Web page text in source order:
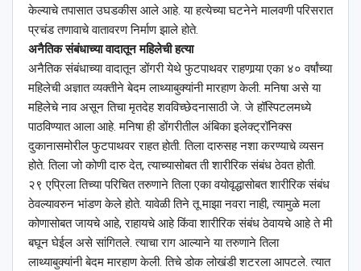
केल्याचे तपासात उघडकीस आले आहे. या हत्येच्या घटनेने मालवणी परिसरात
प्रचंड तणावाचे वातावरण निर्माण झाले होते.
अनैतिक संबंधाच्या वादातून महिलेची हत्या
अनैतिक संबंधाच्या वादातून डोंगरी येथे फुटपाथवर राहणार्‍या एका ४० वर्षांच्या
महिलेची अज्ञात व्यक्तीने बेदम लाथ्याबुक्यांनी मारहाण केली. मनिषा असे या
महिलेचे नाव असून तिचा मृतदेह शवविच्छेदनासाठी जे. जे हॉस्पिटलमध्ये
पाठविण्यात आला आहे. मनिषा ही डोंगरीतील अंबिका इलेक्ट्रॉनिक्स
दुकानासमोरील फुटपाथवर राहत होती. तिला दारुसह नशा करण्याचे व्यसन
होते. तिला जो कोणी दारु देत, त्याच्यासोबत ती शारीरिक संबंध ठेवत होती.
२९ एप्रिला तिच्या परिचित तरुणाने तिला एका वयोवृद्धासोबत शारीरिक संबंध
ठेवल्यावरुन भांडण केले होते. यावेळी तिने तू माझा नवरा नाही, त्यामुळे मला
कोणासोबत जायचे आहे, राहायचे आहे किंवा शारीरिक संबंध ठेवायचे आहे ते मी
बघून घेईल असे सांगितले. त्याचा राग आल्याने या तरुणाने तिला
लाथ्याबुक्यांनी बेदम मारहाण केली. तिचे डोक लोखंडी शटरला आपटले. त्यात